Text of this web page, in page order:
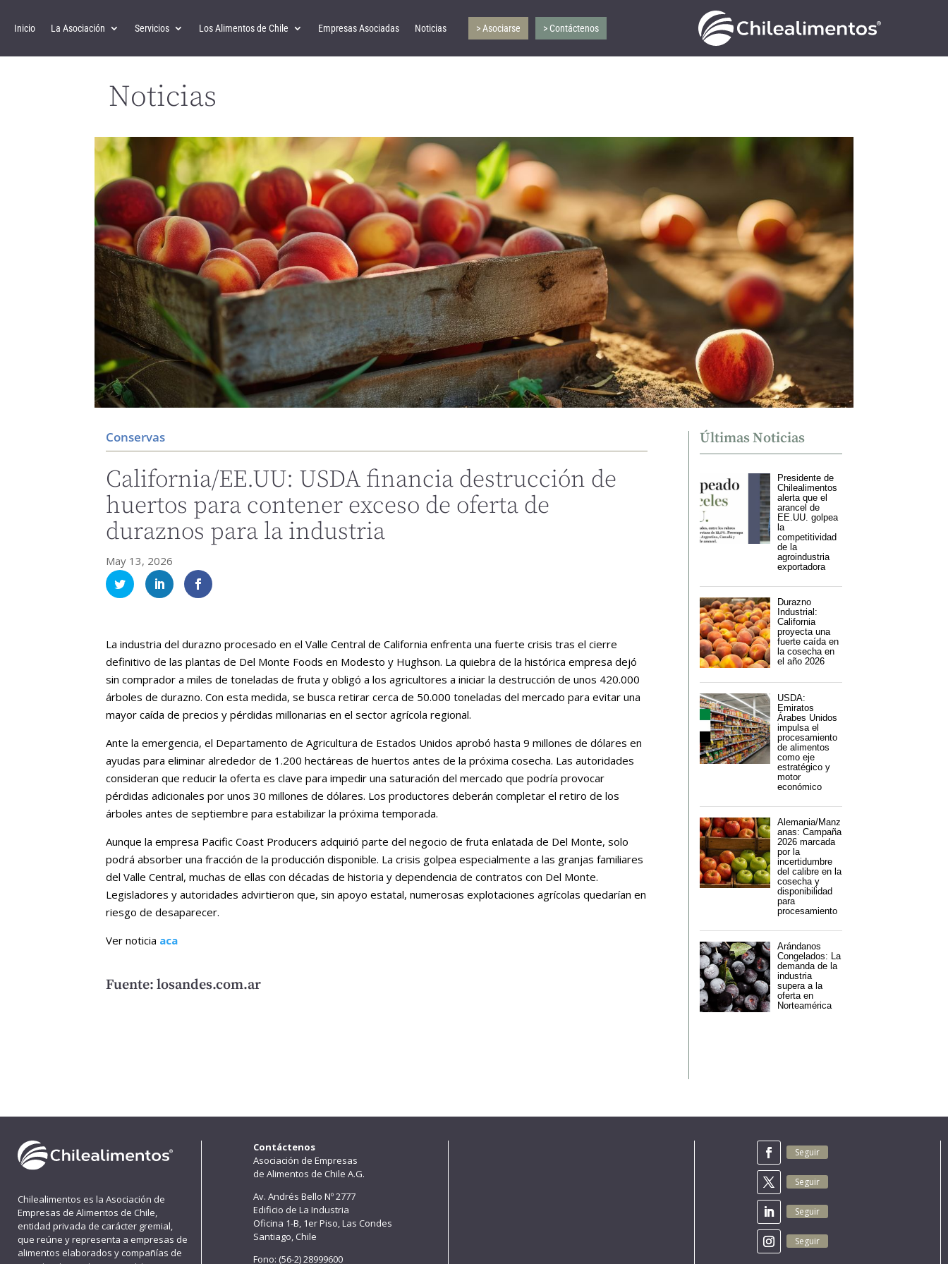
Inicio La Asociación Servicios Los Alimentos de Chile Empresas Asociadas Noticias > Asociarse > Contáctenos
Noticias
Conservas
California/EE.UU: USDA financia destrucción de
huertos para contener exceso de oferta de
duraznos para la industria
May 13, 2026
La industria del durazno procesado en el Valle Central de California enfrenta una fuerte crisis tras el cierre
definitivo de las plantas de Del Monte Foods en Modesto y Hughson. La quiebra de la histórica empresa dejó
sin comprador a miles de toneladas de fruta y obligó a los agricultores a iniciar la destrucción de unos 420.000
árboles de durazno. Con esta medida, se busca retirar cerca de 50.000 toneladas del mercado para evitar una
mayor caída de precios y pérdidas millonarias en el sector agrícola regional.
Ante la emergencia, el Departamento de Agricultura de Estados Unidos aprobó hasta 9 millones de dólares en
ayudas para eliminar alrededor de 1.200 hectáreas de huertos antes de la próxima cosecha. Las autoridades
consideran que reducir la oferta es clave para impedir una saturación del mercado que podría provocar
pérdidas adicionales por unos 30 millones de dólares. Los productores deberán completar el retiro de los
árboles antes de septiembre para estabilizar la próxima temporada.
Aunque la empresa Pacific Coast Producers adquirió parte del negocio de fruta enlatada de Del Monte, solo
podrá absorber una fracción de la producción disponible. La crisis golpea especialmente a las granjas familiares
del Valle Central, muchas de ellas con décadas de historia y dependencia de contratos con Del Monte.
Legisladores y autoridades advirtieron que, sin apoyo estatal, numerosas explotaciones agrícolas quedarían en
riesgo de desaparecer.
Ver noticia aca
Fuente: losandes.com.ar
Últimas Noticias
Presidente de
Chilealimentos
alerta que el
arancel de
EE.UU. golpea
la
competitividad
de la
agroindustria
exportadora
Durazno
Industrial:
California
proyecta una
fuerte caída en
la cosecha en
el año 2026
USDA:
Emiratos
Árabes Unidos
impulsa el
procesamiento
de alimentos
como eje
estratégico y
motor
económico
Alemania/Manz
anas: Campaña
2026 marcada
por la
incertidumbre
del calibre en la
cosecha y
disponibilidad
para
procesamiento
Arándanos
Congelados: La
demanda de la
industria
supera a la
oferta en
Norteamérica
Chilealimentos es la Asociación de
Empresas de Alimentos de Chile,
entidad privada de carácter gremial,
que reúne y representa a empresas de
alimentos elaborados y compañías de
Contáctenos
Asociación de Empresas
de Alimentos de Chile A.G.
Av. Andrés Bello Nº 2777
Edificio de La Industria
Oficina 1-B, 1er Piso, Las Condes
Santiago, Chile
Fono: (56-2) 28999600
Seguir
Seguir
Seguir
Seguir